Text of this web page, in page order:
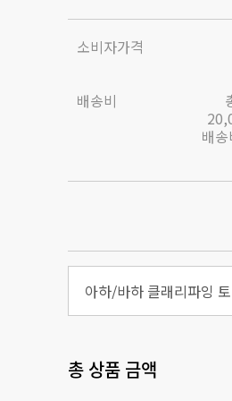
소비자가격
배송비
배
아하/바하 클래리파잉
총 상품 금액